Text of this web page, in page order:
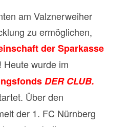
am Valznerweiher
zu ermöglichen,
der Sparkasse
Heute wurde im
DER CLUB.
Über den
der 1. FC Nürnberg